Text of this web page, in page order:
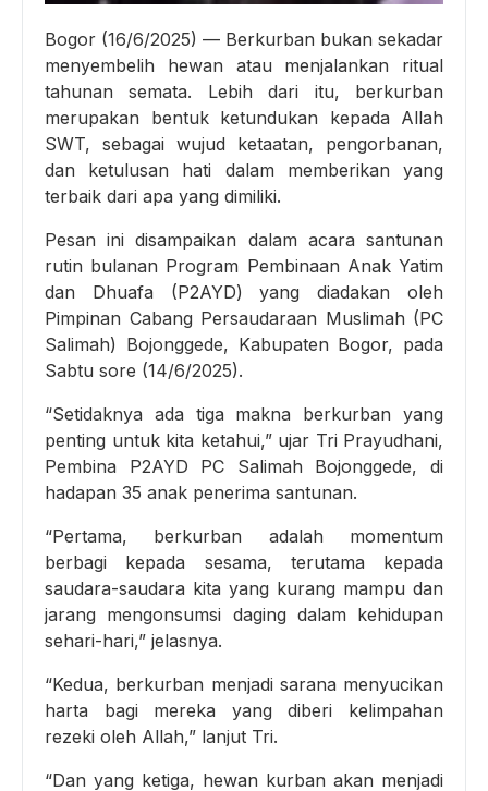
Bogor (16/6/2025) — Berkurban bukan sekadar
menyembelih hewan atau menjalankan ritual
tahunan semata. Lebih dari itu, berkurban
merupakan bentuk ketundukan kepada Allah
SWT, sebagai wujud ketaatan, pengorbanan,
dan ketulusan hati dalam memberikan yang
terbaik dari apa yang dimiliki.
Pesan ini disampaikan dalam acara santunan
rutin bulanan Program Pembinaan Anak Yatim
dan Dhuafa (P2AYD) yang diadakan oleh
Pimpinan Cabang Persaudaraan Muslimah (PC
Salimah) Bojonggede, Kabupaten Bogor, pada
Sabtu sore (14/6/2025).
“Setidaknya ada tiga makna berkurban yang
penting untuk kita ketahui,” ujar Tri Prayudhani,
Pembina P2AYD PC Salimah Bojonggede, di
hadapan 35 anak penerima santunan.
“Pertama, berkurban adalah momentum
berbagi kepada sesama, terutama kepada
saudara-saudara kita yang kurang mampu dan
jarang mengonsumsi daging dalam kehidupan
sehari-hari,” jelasnya.
“Kedua, berkurban menjadi sarana menyucikan
harta bagi mereka yang diberi kelimpahan
rezeki oleh Allah,” lanjut Tri.
“Dan yang ketiga, hewan kurban akan menjadi